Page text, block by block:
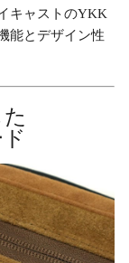
キャストのYKK
能とデザイン性